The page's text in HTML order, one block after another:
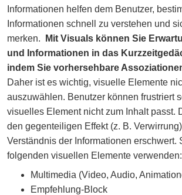
Informationen helfen dem Benutzer,
Informationen schnell zu verstehen und
merken.
Mit Visuals können Sie
und Informationen in das
indem Sie vorhersehbare
Daher ist es wichtig, visuelle Elemente
auszuwählen. Benutzer können frustriert
visuelles Element nicht zum Inhalt passt.
den gegenteiligen Effekt (z. B.
Verständnis der Informationen erschwert.
folgenden visuellen Elemente verwenden:
Multimedia (Video, Audio,
Empfehlung-Block